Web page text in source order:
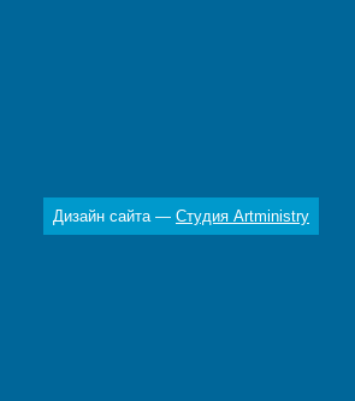
Дизайн сайта — Студия Artministry